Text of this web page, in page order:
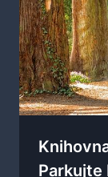
Parkujte